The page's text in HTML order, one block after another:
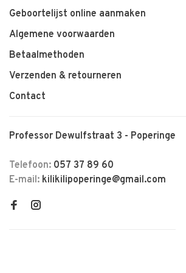
Geboortelijst online aanmaken
Algemene voorwaarden
Betaalmethoden
Verzenden & retourneren
Contact
Professor Dewulfstraat 3 - Poperinge
Telefoon: 057 37 89 60
E-mail: kilikilipoperinge@gmail.com